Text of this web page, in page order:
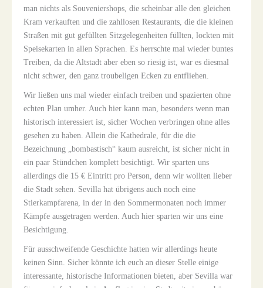
man nichts als Souveniershops, die scheinbar alle den gleichen
Kram verkauften und die zahllosen Restaurants, die die kleinen
Straßen mit gut gefüllten Sitzgelegenheiten füllten, lockten mit
Speisekarten in allen Sprachen. Es herrschte mal wieder buntes
Treiben, da die Altstadt aber eben so riesig ist, war es diesmal
nicht schwer, den ganz troubeligen Ecken zu entfliehen.
Wir ließen uns mal wieder einfach treiben und spazierten ohne
echten Plan umher. Auch hier kann man, besonders wenn man
historisch interessiert ist, sicher Wochen verbringen ohne alles
gesehen zu haben. Allein die Kathedrale, für die die
Bezeichnung „bombastisch“ kaum ausreicht, ist sicher nicht in
ein paar Stündchen komplett besichtigt. Wir sparten uns
allerdings die 15 € Eintritt pro Person, denn wir wollten lieber
die Stadt sehen. Sevilla hat übrigens auch noch eine
Stierkampfarena, in der in den Sommermonaten noch immer
Kämpfe ausgetragen werden. Auch hier sparten wir uns eine
Besichtigung.
Für ausschweifende Geschichte hatten wir allerdings heute
keinen Sinn. Sicher könnte ich euch an dieser Stelle einige
interessante, historische Informationen bieten, aber Sevilla war